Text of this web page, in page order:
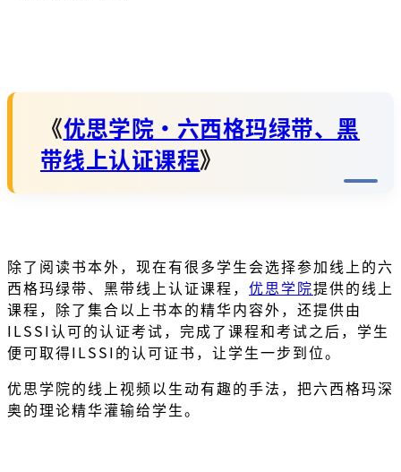
《优思学院・六西格玛绿带、黑
带线上认证课程》
除了阅读书本外，现在有很多学生会选择参加线上的六
西格玛绿带、黑带线上认证课程， 优思学院提供的线上
课程，除了集合以上书本的精华内容外，还提供由
ILSSI认可的认证考试，完成了课程和考试之后，学生
便可取得ILSSI的认可证书，让学生一步到位。
优思学院的线上视频以生动有趣的手法，把六西格玛深
奥的理论精华灌输给学生。